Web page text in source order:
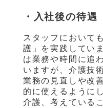
・入社後の待遇
スタッフにおいて
護」を実践してい
は業務や時間に追
いますが、介護技
業務の見直しや改
的に使えるように
介護、考えている